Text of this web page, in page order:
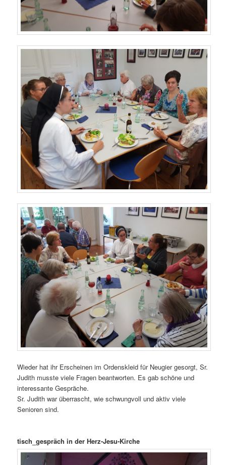
Wieder hat ihr Erscheinen im Ordenskleid für Neugier gesorgt, Sr.
Judith musste viele Fragen beantworten. Es gab schöne und
interessante Gespräche.
Sr. Judith war überrascht, wie schwungvoll und aktiv viele
Senioren sind.
tisch_gespräch in der Herz-Jesu-Kirche